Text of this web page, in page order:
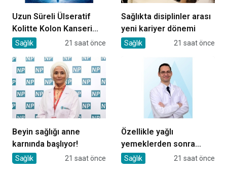
Uzun Süreli Ülseratif
Kolitte Kolon Kanseri
Riski Artıyor mu?
Sağlık 21 saat önce
Sağlıkta disiplinler arası
yeni kariyer dönemi
Sağlık 21 saat önce
Beyin sağlığı anne
karnında başlıyor!
Sağlık 21 saat önce
Özellikle yağlı
yemeklerden sonra
başlıyorsa, gecikmeyin
Sağlık 21 saat önce